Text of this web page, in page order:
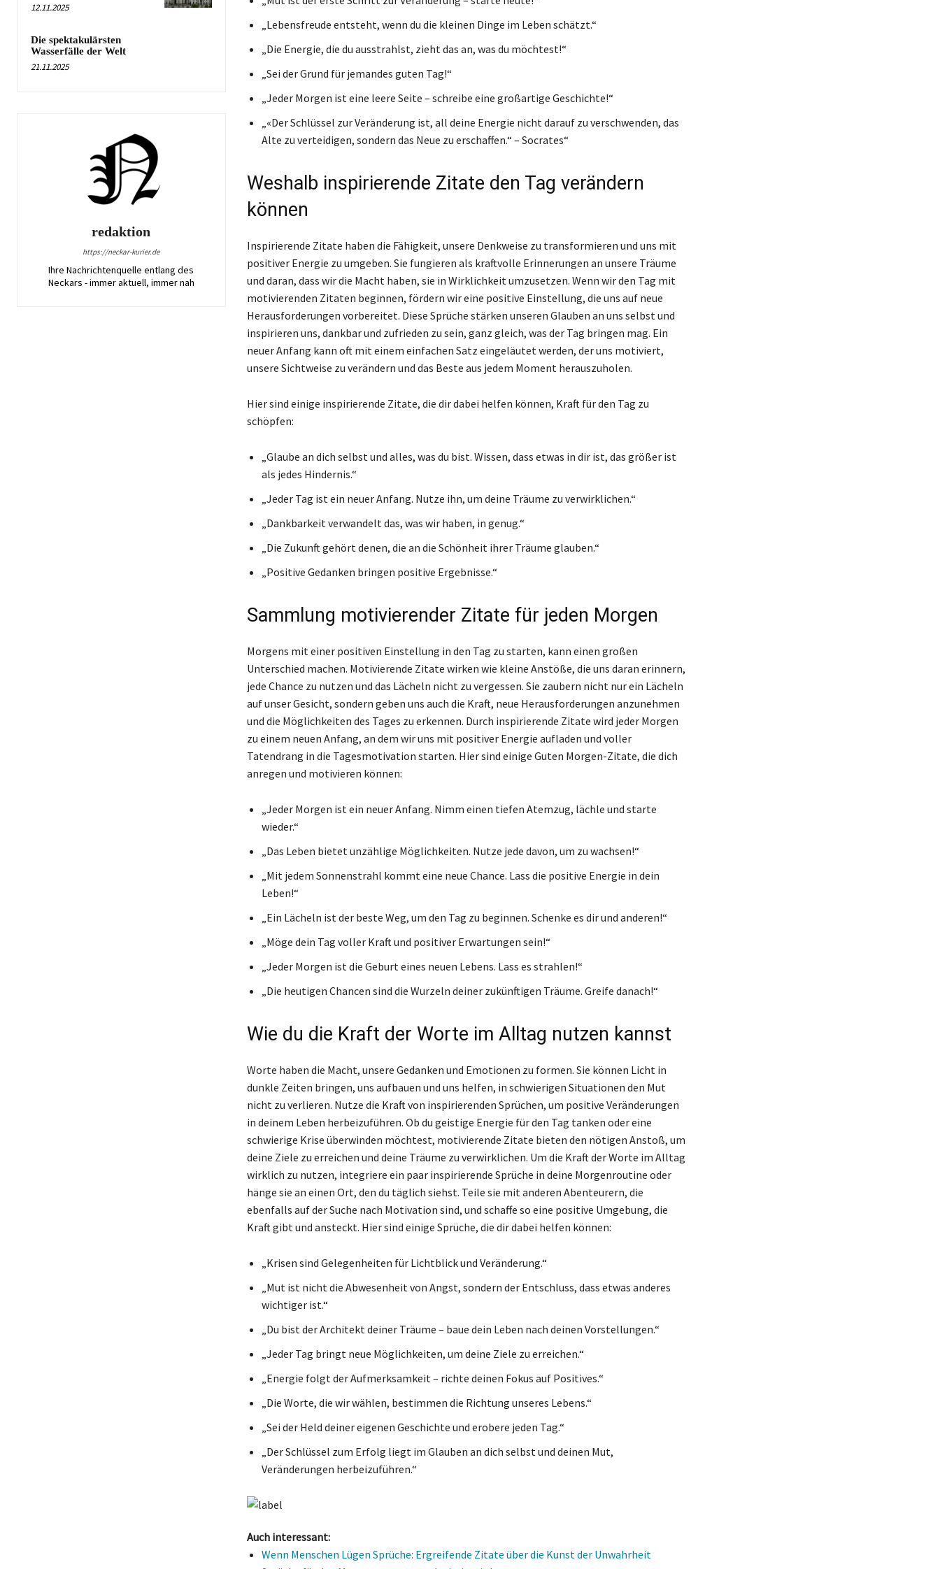
12.11.2025
Die spektakulärsten
Wasserfälle der Welt
21.11.2025
redaktion
https://neckar-kurier.de
Ihre Nachrichtenquelle entlang des
Neckars - immer aktuell, immer nah
„Lebensfreude entsteht, wenn du die kleinen Dinge im Leben schätzt.“
„Die Energie, die du ausstrahlst, zieht das an, was du möchtest!“
„Sei der Grund für jemandes guten Tag!“
„Jeder Morgen ist eine leere Seite – schreibe eine großartige Geschichte!“
„«Der Schlüssel zur Veränderung ist, all deine Energie nicht darauf zu verschwenden, das
Alte zu verteidigen, sondern das Neue zu erschaffen.“ – Socrates“
Weshalb inspirierende Zitate den Tag verändern
können
Inspirierende Zitate haben die Fähigkeit, unsere Denkweise zu transformieren und uns mit
positiver Energie zu umgeben. Sie fungieren als kraftvolle Erinnerungen an unsere Träume
und daran, dass wir die Macht haben, sie in Wirklichkeit umzusetzen. Wenn wir den Tag mit
motivierenden Zitaten beginnen, fördern wir eine positive Einstellung, die uns auf neue
Herausforderungen vorbereitet. Diese Sprüche stärken unseren Glauben an uns selbst und
inspirieren uns, dankbar und zufrieden zu sein, ganz gleich, was der Tag bringen mag. Ein
neuer Anfang kann oft mit einem einfachen Satz eingeläutet werden, der uns motiviert,
unsere Sichtweise zu verändern und das Beste aus jedem Moment herauszuholen.
Hier sind einige inspirierende Zitate, die dir dabei helfen können, Kraft für den Tag zu
schöpfen:
„Glaube an dich selbst und alles, was du bist. Wissen, dass etwas in dir ist, das größer ist
als jedes Hindernis.“
„Jeder Tag ist ein neuer Anfang. Nutze ihn, um deine Träume zu verwirklichen.“
„Dankbarkeit verwandelt das, was wir haben, in genug.“
„Die Zukunft gehört denen, die an die Schönheit ihrer Träume glauben.“
„Positive Gedanken bringen positive Ergebnisse.“
Sammlung motivierender Zitate für jeden Morgen
Morgens mit einer positiven Einstellung in den Tag zu starten, kann einen großen
Unterschied machen. Motivierende Zitate wirken wie kleine Anstöße, die uns daran erinnern,
jede Chance zu nutzen und das Lächeln nicht zu vergessen. Sie zaubern nicht nur ein Lächeln
auf unser Gesicht, sondern geben uns auch die Kraft, neue Herausforderungen anzunehmen
und die Möglichkeiten des Tages zu erkennen. Durch inspirierende Zitate wird jeder Morgen
zu einem neuen Anfang, an dem wir uns mit positiver Energie aufladen und voller
Tatendrang in die Tagesmotivation starten. Hier sind einige Guten Morgen-Zitate, die dich
anregen und motivieren können:
„Jeder Morgen ist ein neuer Anfang. Nimm einen tiefen Atemzug, lächle und starte
wieder.“
„Das Leben bietet unzählige Möglichkeiten. Nutze jede davon, um zu wachsen!“
„Mit jedem Sonnenstrahl kommt eine neue Chance. Lass die positive Energie in dein
Leben!“
„Ein Lächeln ist der beste Weg, um den Tag zu beginnen. Schenke es dir und anderen!“
„Möge dein Tag voller Kraft und positiver Erwartungen sein!“
„Jeder Morgen ist die Geburt eines neuen Lebens. Lass es strahlen!“
„Die heutigen Chancen sind die Wurzeln deiner zukünftigen Träume. Greife danach!“
Wie du die Kraft der Worte im Alltag nutzen kannst
Worte haben die Macht, unsere Gedanken und Emotionen zu formen. Sie können Licht in
dunkle Zeiten bringen, uns aufbauen und uns helfen, in schwierigen Situationen den Mut
nicht zu verlieren. Nutze die Kraft von inspirierenden Sprüchen, um positive Veränderungen
in deinem Leben herbeizuführen. Ob du geistige Energie für den Tag tanken oder eine
schwierige Krise überwinden möchtest, motivierende Zitate bieten den nötigen Anstoß, um
deine Ziele zu erreichen und deine Träume zu verwirklichen. Um die Kraft der Worte im Alltag
wirklich zu nutzen, integriere ein paar inspirierende Sprüche in deine Morgenroutine oder
hänge sie an einen Ort, den du täglich siehst. Teile sie mit anderen Abenteurern, die
ebenfalls auf der Suche nach Motivation sind, und schaffe so eine positive Umgebung, die
Kraft gibt und ansteckt. Hier sind einige Sprüche, die dir dabei helfen können:
„Krisen sind Gelegenheiten für Lichtblick und Veränderung.“
„Mut ist nicht die Abwesenheit von Angst, sondern der Entschluss, dass etwas anderes
wichtiger ist.“
„Du bist der Architekt deiner Träume – baue dein Leben nach deinen Vorstellungen.“
„Jeder Tag bringt neue Möglichkeiten, um deine Ziele zu erreichen.“
„Energie folgt der Aufmerksamkeit – richte deinen Fokus auf Positives.“
„Die Worte, die wir wählen, bestimmen die Richtung unseres Lebens.“
„Sei der Held deiner eigenen Geschichte und erobere jeden Tag.“
„Der Schlüssel zum Erfolg liegt im Glauben an dich selbst und deinen Mut,
Veränderungen herbeizuführen.“
Auch interessant:
Wenn Menschen Lügen Sprüche: Ergreifende Zitate über die Kunst der Unwahrheit